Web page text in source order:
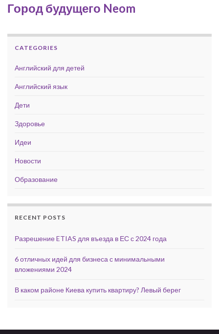
Город будущего Neom
CATEGORIES
Английский для детей
Английский язык
Дети
Здоровье
Идеи
Новости
Образование
RECENT POSTS
Разрешение ETIAS для въезда в ЕС с 2024 года
6 отличных идей для бизнеса с минимальными
вложениями 2024
В каком районе Киева купить квартиру? Левый берег